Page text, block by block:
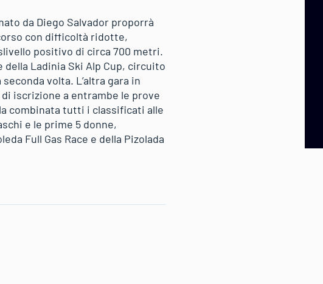
da Diego Salvador proporrà
con difficoltà ridotte,
positivo di circa 700 metri.
della Ladinia Ski Alp Cup, circuito
volta. L’altra gara in
iscrizione a entrambe le prove
combinata tutti i classificati alle
e le prime 5 donne,
Full Gas Race e della Pizolada